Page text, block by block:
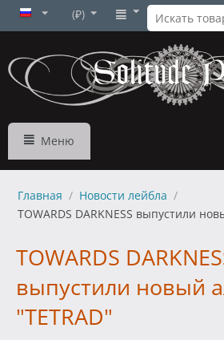
(₽)
Меню
Главная / Новости лейбла /
TOWARDS DARKNESS выпустили
TOWARDS
выпустили новый
"TETRAD"